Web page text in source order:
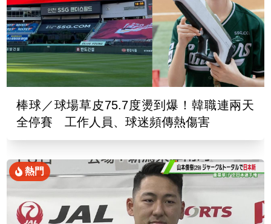
棒球／球場草皮75.7度燙到爆！韓職連兩天
全停賽 工作人員、球迷頻傳熱傷害
熱門